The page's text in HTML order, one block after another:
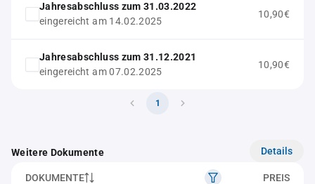
Jahresabschluss zum 31.03.2022
eingereicht am 14.02.2025
10,90€
Jahresabschluss zum 31.12.2021
eingereicht am 07.02.2025
10,90€
1
Weitere Dokumente Details
DOKUMENTE PREIS